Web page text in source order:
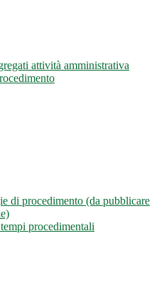
attività amministrativa
di procedimento (da pubblicare
procedimentali